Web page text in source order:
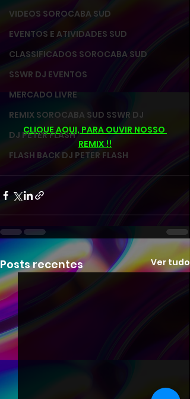
VIDEOS SOROCABA SUD
EVENTOS E ATIVIDADES SUD
CLASSIFICADOS SOROCABA SUD
SSWR DJ EVENTOS
MERCADO LIVRE
REMIX SOROCABA SUD SSWR DJ
DJ PETER FLASH
FLASH BACK DJ PETER FLASH
CLIQUE AQUI, PARA OUVIR NOSSO
REMIX !!
Posts recentes Ver tudo